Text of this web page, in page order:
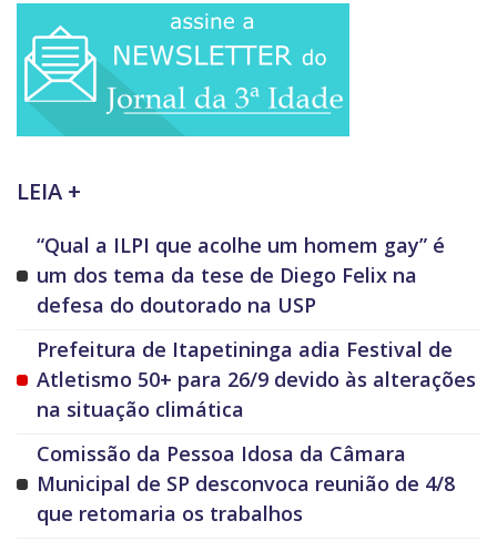
LEIA +
“Qual a ILPI que acolhe um homem gay” é
um dos tema da tese de Diego Felix na
defesa do doutorado na USP
Prefeitura de Itapetininga adia Festival de
Atletismo 50+ para 26/9 devido às alterações
na situação climática
Comissão da Pessoa Idosa da Câmara
Municipal de SP desconvoca reunião de 4/8
que retomaria os trabalhos